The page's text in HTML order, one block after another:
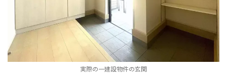
実際の一建設物件の玄関